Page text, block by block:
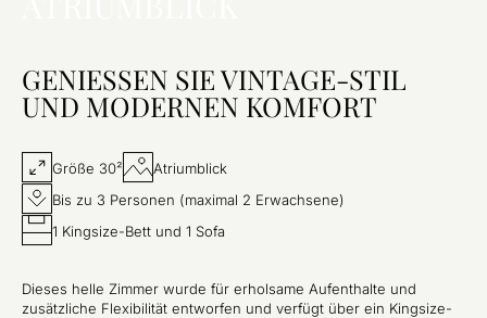
GENIESSEN SIE VINTAGE-STIL
UND MODERNEN KOMFORT
Größe 30²
Atriumblick
Bis zu 3 Personen (maximal 2 Erwachsene)
1 Kingsize-Bett und 1 Sofa
Dieses helle Zimmer wurde für erholsame Aufenthalte und
zusätzliche Flexibilität entworfen und verfügt über ein Kingsize-